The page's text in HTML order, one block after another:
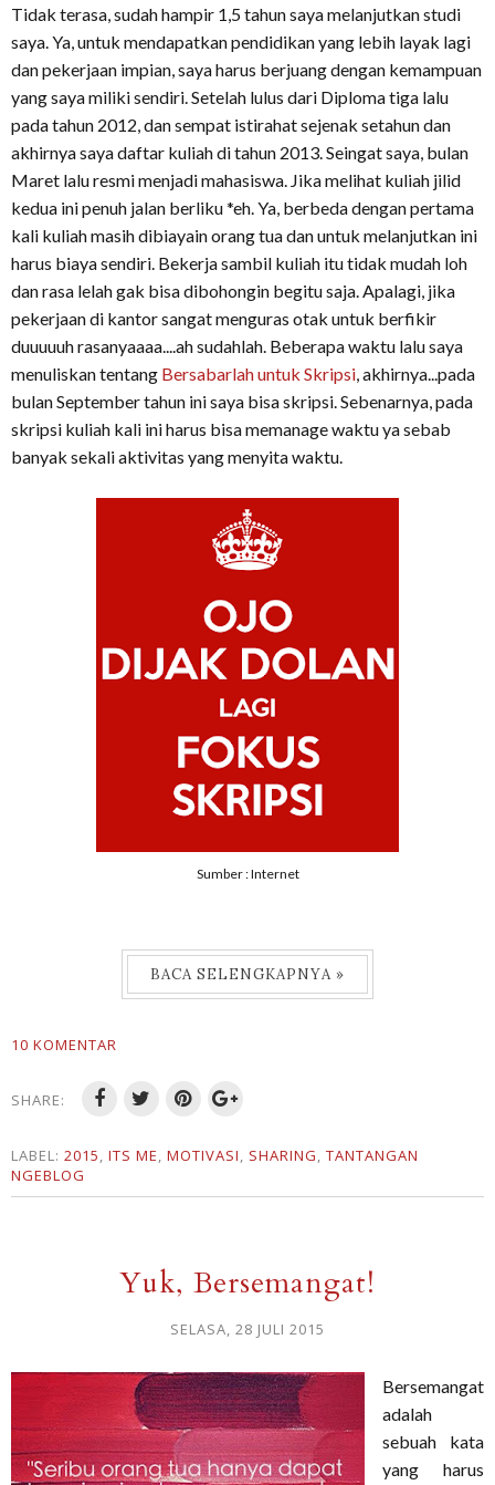
Tidak terasa, sudah hampir 1,5 tahun saya melanjutkan studi
saya. Ya, untuk mendapatkan pendidikan yang lebih layak lagi
dan pekerjaan impian, saya harus berjuang dengan kemampuan
yang saya miliki sendiri. Setelah lulus dari Diploma tiga lalu
pada tahun 2012, dan sempat istirahat sejenak setahun dan
akhirnya saya daftar kuliah di tahun 2013. Seingat saya, bulan
Maret lalu resmi menjadi mahasiswa. Jika melihat kuliah jilid
kedua ini penuh jalan berliku *eh. Ya, berbeda dengan pertama
kali kuliah masih dibiayain orang tua dan untuk melanjutkan ini
harus biaya sendiri. Bekerja sambil kuliah itu tidak mudah loh
dan rasa lelah gak bisa dibohongin begitu saja. Apalagi, jika
pekerjaan di kantor sangat menguras otak untuk berfikir
duuuuuh rasanyaaaa....ah sudahlah. Beberapa waktu lalu saya
menuliskan tentang Bersabarlah untuk Skripsi, akhirnya...pada
bulan September tahun ini saya bisa skripsi. Sebenarnya, pada
skripsi kuliah kali ini harus bisa memanage waktu ya sebab
banyak sekali aktivitas yang menyita waktu.
Sumber : Internet
BACA SELENGKAPNYA »
10 KOMENTAR
SHARE:
LABEL: 2015, ITS ME, MOTIVASI, SHARING, TANTANGAN
NGEBLOG
Yuk, Bersemangat!
SELASA, 28 JULI 2015
Bersemangat
adalah
sebuah kata
yang harus